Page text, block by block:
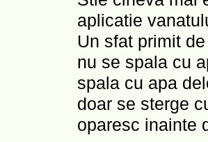
aplicatie
Un sfat primit
nu se spala cu
spala cu apa
doar se sterge
oparesc inainte